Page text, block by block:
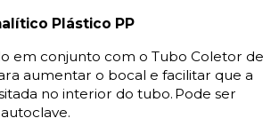
Plástico PP
em conjunto com o Tubo Coletor de
aumentar o bocal e facilitar que a
no interior do tubo. Pode ser
.